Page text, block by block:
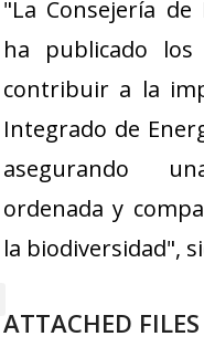
"La Consejería
ha publicado
contribuir a la
Integrado de
asegurando
ordenada y
la biodiversidad",
ATTACHED FILES